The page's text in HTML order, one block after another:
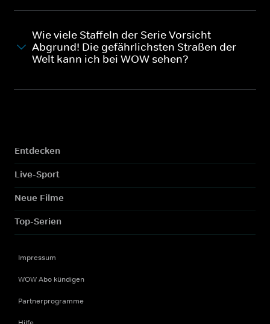
Wie viele Staffeln der Serie Vorsicht
Abgrund! Die gefährlichsten Straßen der
Welt kann ich bei WOW sehen?
Entdecken
Live-Sport
Neue Filme
Top-Serien
Impressum
WOW Abo kündigen
Partnerprogramme